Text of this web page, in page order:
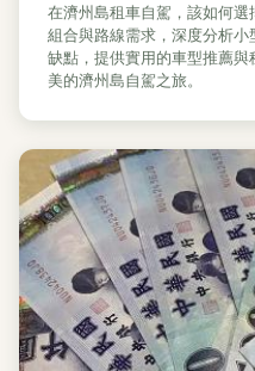
在濟州島租車自駕，該如何
組合與路線需求，深度分析
缺點，提供實用的車型推薦
美的濟州島自駕之旅。